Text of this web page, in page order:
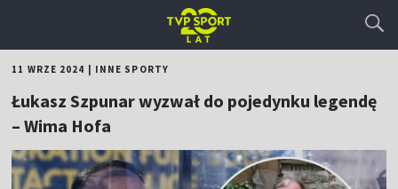
11 WRZE 2024 INNE SPORTY
Łukasz Szpunar wyzwał do pojedynku legendę
– Wima Hofa